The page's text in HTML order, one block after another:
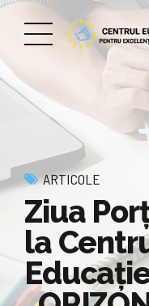
ARTICOLE
Ziua
la